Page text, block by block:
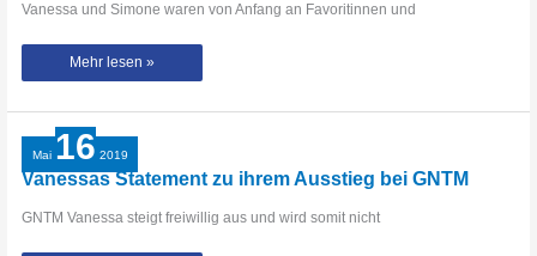
Vanessa und Simone waren von Anfang an Favoritinnen und
Simone,
und
stehen
im
GNTM-
Finale
Mehr lesen »
Mai 16 2019
Vanessas Statement zu ihrem Ausstieg bei GNTM
GNTM Vanessa steigt freiwillig aus und wird somit nicht